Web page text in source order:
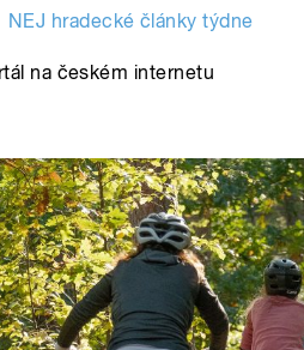
NEJ hradecké články týdne
na českém internetu